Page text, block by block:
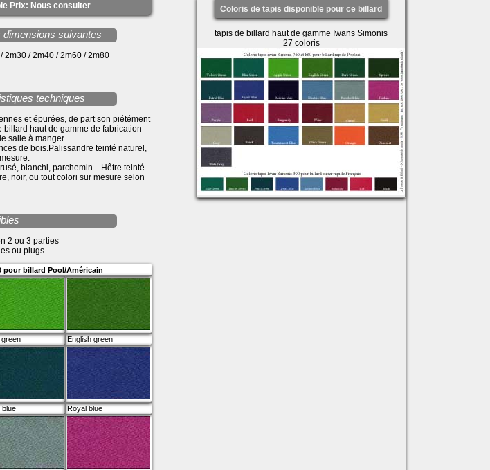
Prix: Nous consulter
dimensions suivantes
2m30 / 2m40 / 2m60 / 2m80
techniques
et épurées, de part son piétément
haut de gamme de fabrication
salle à manger.
de bois.Palissandre teinté naturel,
blanchi, parchemin... Hêtre teinté
noir, ou tout colori sur mesure selon
2 ou 3 parties
ou plugs
pour billard Pool/Américain
green English green
blue Royal blue
Coloris de tapis disponible pour ce billard
tapis de billard haut de gamme Iwans Simonis
27 coloris